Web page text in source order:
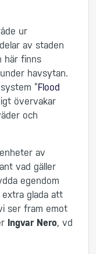
ur
av staden
här finns
havsytan.
”Flood
övervakar
och
av
vad gäller
egendom
glada att
ser fram emot
Ingvar Nero, vd